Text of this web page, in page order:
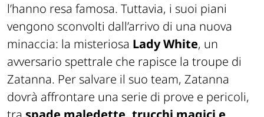
l’hanno resa famosa. Tuttavia, i suoi piani
vengono sconvolti dall’arrivo di una nuova
minaccia: la misteriosa Lady White, un
avversario spettrale che rapisce la troupe di
Zatanna. Per salvare il suo team, Zatanna
dovrà affrontare una serie di prove e pericoli,